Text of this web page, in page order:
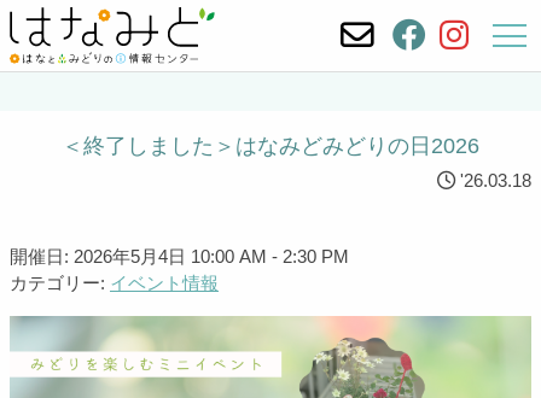
＜終了しました＞はなみどみどりの日2026
'26.03.18
開催日: 2026年5月4日 10:00 AM - 2:30 PM
カテゴリー: イベント情報